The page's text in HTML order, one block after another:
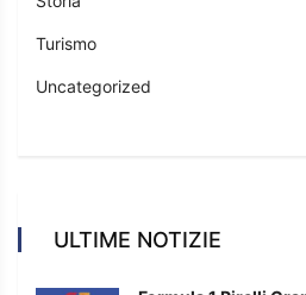
Turismo
Uncategorized
ULTIME NOTIZIE